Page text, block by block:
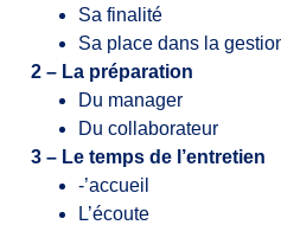
Sa finalité
Sa place dans la
2 – La préparation
Du manager
Du collaborateur
3 – Le temps de l’entretien
-’accueil
L’écoute